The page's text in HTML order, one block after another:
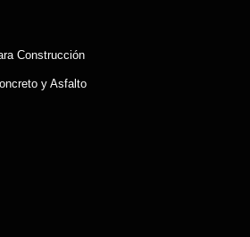
Construcción
y Asfalto